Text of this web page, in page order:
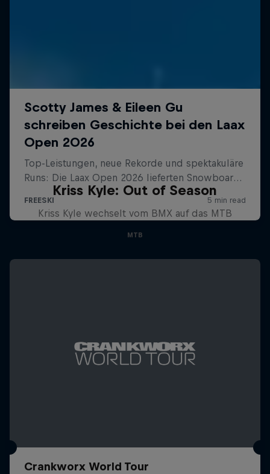
Kriss Kyle: Out of Season
Kriss Kyle wechselt vom BMX auf das MTB
MTB
Crankworx World Tour